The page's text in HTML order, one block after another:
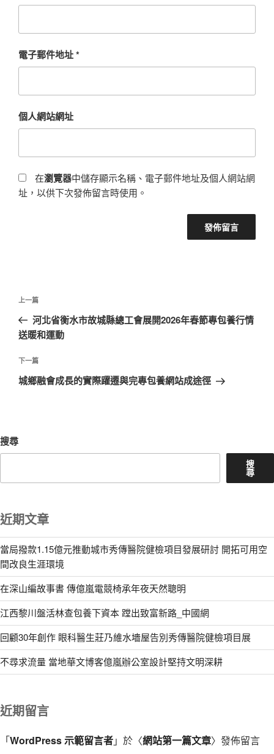
電子郵件地址*
個人網站網址
在瀏覽器中儲存顯示名稱、電子郵件地址及個人網站網
址，以供下次發佈留言時使用。
文
導
覽
上
一
篇
章
上一篇
河北省衡水市故城縣總工會展開2026年春節專包養行情
送暖和運動
下
一
下一篇
城鄉融會成長的實際躍遷與完專包養網站成途徑
搜尋
搜
尋
近期文章
當局撥款1.15億元推動城市秀傳醫院健檢項目發展研討 開拓可用空
間改良生涯環境
在深山編故事書 傳億嵐電競椅承年夜天然聰明
江西黎川盤活林查包養下資本 蹚出致富新路_中國網
回顧30年創作 眼科醫生莊乃維水墻屋告別秀傳醫院健檢項目展
不尋求流量 當地華文博客億嵐辦公室設計堅持文明深耕
近期留言
「WordPress 示範留言者」於〈網站第一篇文章〉發佈留言